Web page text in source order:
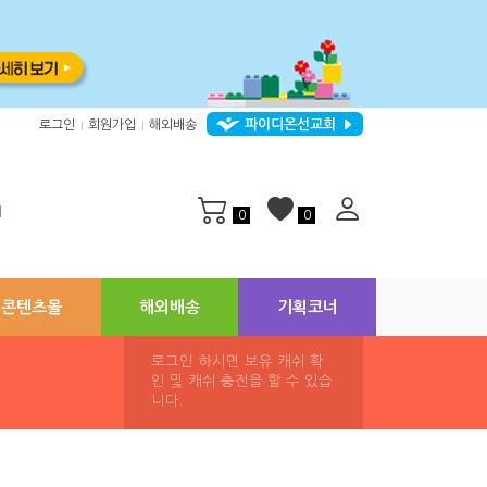
로그인 회원가입 해외배송 파이디온선교회
0 0
콘텐츠몰 해외배송 기획코너
로그인 하시면 보유 캐쉬 확
인 및 캐쉬 충전을 할 수 있습
니다.